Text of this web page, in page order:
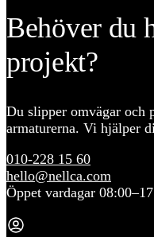
Behöver du
projekt?
Du slipper omvägar och
armaturerna. Vi hjälper
010-228 15 60
hello@nellca.com
Öppet vardagar